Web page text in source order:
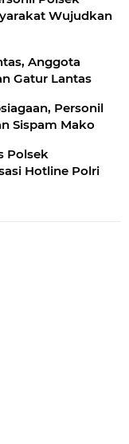
Wujudkan
Anggota
Gatur Lantas
Personil
Sispam Mako
Polsek
Hotline Polri